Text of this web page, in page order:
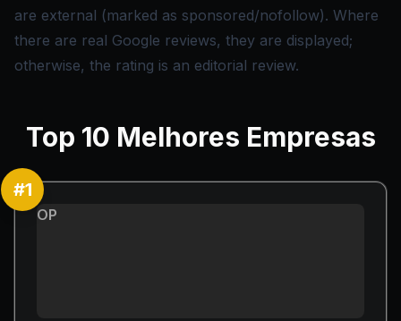
are external (marked as sponsored/nofollow). Where
there are real Google reviews, they are displayed;
otherwise, the rating is an editorial review.
Top 10 Melhores Empresas
#1
OP